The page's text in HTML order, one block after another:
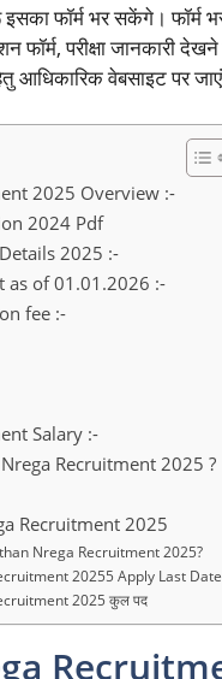
फॉर्म भर सकेंगे।
फॉर्म, परीक्षा जानकारी
आधिकारिक वेबसाइट पर
2025 Overview :-
2024 Pdf
2025 :-
as of 01.01.2026 :-
fee :-
Salary :-
Recruitment 2025 ?
Recruitment 2025
Nrega Recruitment 2025?
20255 Apply Last Date
2025 कुल पद